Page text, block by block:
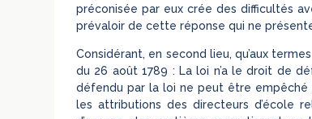
préconisée par eux crée des difficultés
prévaloir de cette réponse qui ne
Considérant, en second lieu, qu’aux
du 26 août 1789 : La loi n’a le droit de
défendu par la loi ne peut être empêché
les attributions des directeurs d’école